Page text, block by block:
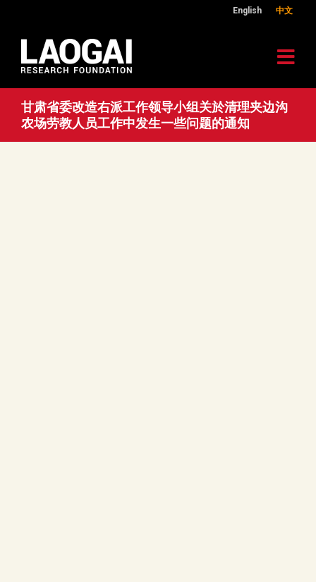
English 中文
甘肃省委改造右派工作领导小组关於清理夹边沟
农场劳教人员工作中发生一些问题的通知